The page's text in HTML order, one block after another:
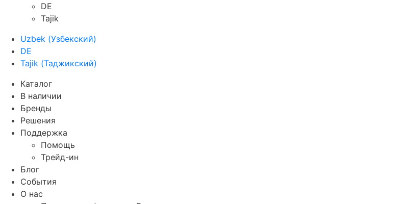
DE
Tajik
Uzbek (Узбекский)
DE
Tajik (Таджикский)
Каталог
В наличии
Бренды
Решения
Поддержка
Помощь
Трейд-ин
Блог
События
О нас